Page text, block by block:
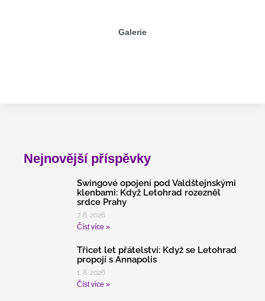
Galerie
Nejnovější příspěvky
Swingové opojení pod Valdštejnskými
klenbami: Když Letohrad rozezněl
srdce Prahy
7. 8. 2026
Číst více »
Třicet let přátelství: Když se Letohrad
propojí s Annapolis
1. 8. 2026
Číst více »